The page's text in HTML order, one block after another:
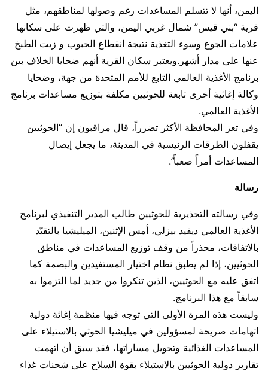
اليمن، أنها لا تتسلم المساعدات رغم وصولها لمناطقهم، مثل
قرية “بني قيس” شمال غربي اليمن، والتي ظهرت على سكانها
علامات الجوع وسوء التغذية نتيجة انقطاع الحبوب و زيت الطبخ
عنها على مدار أشهر.ويعتبر سكان القرية أنهم ضحايا الخلاف بين
برنامج الأغذية العالمي التابع للأمم المتحدة من جهة، وضحايا
وكالة إغاثية أخرى تابعة للحوثيين مكلفة بتوزيع مساعدات برنامج
الأغذية العالمي.
وفي تعز المحافظة الأكثر تضرراً، قال مراقبون إن “الحوثيين
يقفلون الطرقات الرئيسية في المدينة، ما يجعل إيصال
المساعدات أمراً صعباً”.
رسالة
وفي رسالته التحذيرية للحوثيين طالب المدير التنفيذي لبرنامج
الأغذية العالمي ديفيد بيزلي، أمس الإثنين، الميليشيا بالتقيّد
بالاتفاقات، محذراً من وقف توزيع المساعدات في مناطق
الحوثيين، إذا لم يطبق نظام اختيار المستفيدين والبصمة كما
اتفق عليه مع الحوثيين، الذين تنكروا من جديد لما التزموا به
سابقاً مع هذا البرنامج.
وليست هذه المرة الأولى التي توجه فيها منظمة إغاثة دولية
اتهامات صريحة لمسؤولين في ميليشيا الحوثي بالاستيلاء على
المساعدات الغذائية وتحويل مساراتها، فقد سبق أن اتهمت
تقارير دولية الحوثيين بالاستيلاء بقوة السلاح على شحنات غذاء